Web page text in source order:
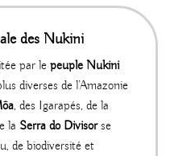
des Nukini
par lepeuple Nukini
diverses de l’Amazonie
, des Igarapés, de la
la Serra do Divisorse
de biodiversité et